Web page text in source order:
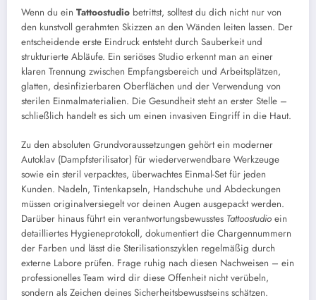
Wenn du ein Tattoostudio betrittst, solltest du dich nicht nur von
den kunstvoll gerahmten Skizzen an den Wänden leiten lassen. Der
entscheidende erste Eindruck entsteht durch Sauberkeit und
strukturierte Abläufe. Ein seriöses Studio erkennt man an einer
klaren Trennung zwischen Empfangsbereich und Arbeitsplätzen,
glatten, desinfizierbaren Oberflächen und der Verwendung von
sterilen Einmalmaterialien. Die Gesundheit steht an erster Stelle –
schließlich handelt es sich um einen invasiven Eingriff in die Haut.
Zu den absoluten Grundvoraussetzungen gehört ein moderner
Autoklav (Dampfsterilisator) für wiederverwendbare Werkzeuge
sowie ein steril verpacktes, überwachtes Einmal-Set für jeden
Kunden. Nadeln, Tintenkapseln, Handschuhe und Abdeckungen
müssen originalversiegelt vor deinen Augen ausgepackt werden.
Darüber hinaus führt ein verantwortungsbewusstes Tattoostudio ein
detailliertes Hygieneprotokoll, dokumentiert die Chargennummern
der Farben und lässt die Sterilisationszyklen regelmäßig durch
externe Labore prüfen. Frage ruhig nach diesen Nachweisen – ein
professionelles Team wird dir diese Offenheit nicht verübeln,
sondern als Zeichen deines Sicherheitsbewusstseins schätzen.